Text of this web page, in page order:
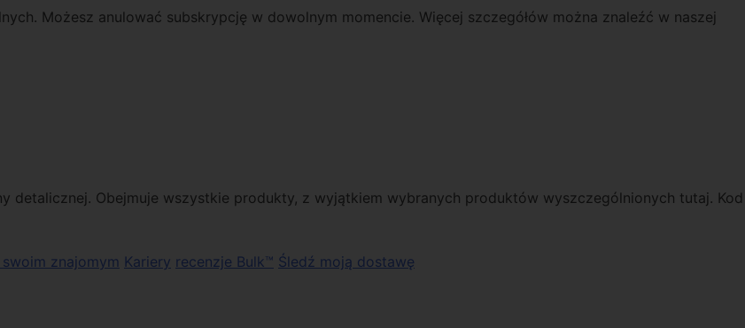
Możesz anulować subskrypcję w dowolnym momencie. Więcej szczegółów można znaleźć w naszej
detalicznej. Obejmuje wszystkie produkty, z wyjątkiem wybranych produktów wyszczególnionych tutaj. Kod
swoim znajomym Kariery recenzje Bulk™ Śledź moją dostawę